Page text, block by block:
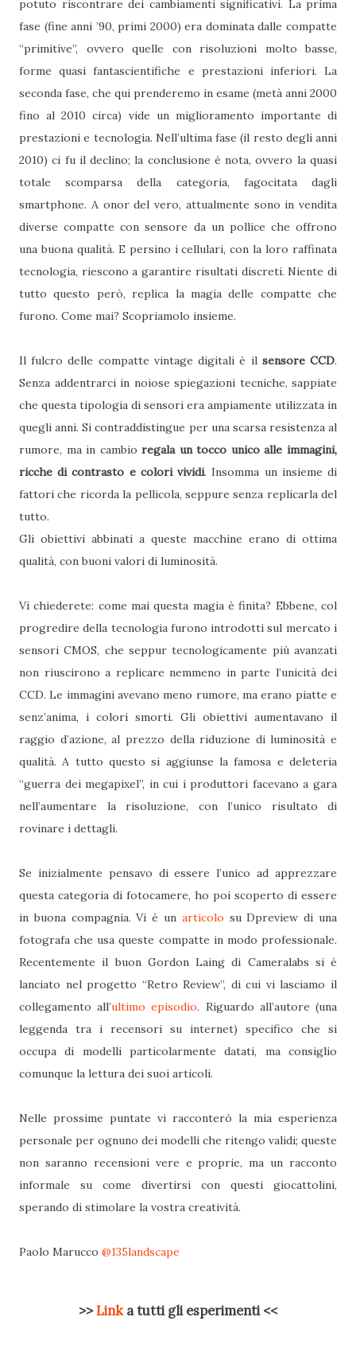
potuto riscontrare dei cambiamenti significativi. La prima
fase (fine anni ’90, primi 2000) era dominata dalle compatte
“primitive”, ovvero quelle con risoluzioni molto basse,
forme quasi fantascientifiche e prestazioni inferiori. La
seconda fase, che qui prenderemo in esame (metà anni 2000
fino al 2010 circa) vide un miglioramento importante di
prestazioni e tecnologia. Nell’ultima fase (il resto degli anni
2010) ci fu il declino; la conclusione è nota, ovvero la quasi
totale scomparsa della categoria, fagocitata dagli
smartphone. A onor del vero, attualmente sono in vendita
diverse compatte con sensore da un pollice che offrono
una buona qualità. E persino i cellulari, con la loro raffinata
tecnologia, riescono a garantire risultati discreti. Niente di
tutto questo però, replica la magia delle compatte che
furono. Come mai? Scopriamolo insieme.
Il fulcro delle compatte vintage digitali è il sensore CCD.
Senza addentrarci in noiose spiegazioni tecniche, sappiate
che questa tipologia di sensori era ampiamente utilizzata in
quegli anni. Si contraddistingue per una scarsa resistenza al
rumore, ma in cambioregala un tocco unico alle immagini,
ricche di contrasto e colori vividi. Insomma un insieme di
fattori che ricorda la pellicola, seppure senza replicarla del
tutto.
Gli obiettivi abbinati a queste macchine erano di ottima
qualità, con buoni valori di luminosità.
Vi chiederete: come mai questa magia è finita? Ebbene, col
progredire della tecnologia furono introdotti sul mercato i
sensori CMOS, che seppur tecnologicamente più avanzati
non riuscirono a replicare nemmeno in parte l’unicità dei
CCD. Le immagini avevano meno rumore, ma erano piatte e
senz’anima, i colori smorti. Gli obiettivi aumentavano il
raggio d’azione, al prezzo della riduzione di luminosità e
qualità. A tutto questo si aggiunse la famosa e deleteria
“guerra dei megapixel”, in cui i produttori facevano a gara
nell’aumentare la risoluzione, con l’unico risultato di
rovinare i dettagli.
Se inizialmente pensavo di essere l’unico ad apprezzare
questa categoria di fotocamere, ho poi scoperto di essere
in buona compagnia. Vi è un articolo su Dpreview di una
fotografa che usa queste compatte in modo professionale.
Recentemente il buon Gordon Laing di Cameralabs si è
lanciato nel progetto “Retro Review”, di cui vi lasciamo il
collegamento all’ultimo episodio. Riguardo all’autore (una
leggenda tra i recensori su internet) specifico che si
occupa di modelli particolarmente datati, ma consiglio
comunque la lettura dei suoi articoli.
Nelle prossime puntate vi racconterò la mia esperienza
personale per ognuno dei modelli che ritengo validi; queste
non saranno recensioni vere e proprie, ma un racconto
informale su come divertirsi con questi giocattolini,
sperando di stimolare la vostra creatività.
Paolo Marucco @135landscape
>>Link a tutti gli esperimenti <<